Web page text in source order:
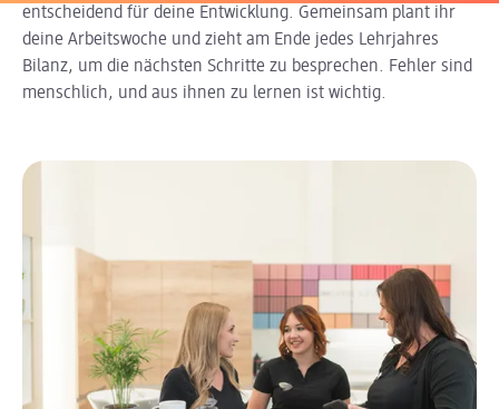
entscheidend für deine Entwicklung. Gemeinsam plant ihr
deine Arbeitswoche und zieht am Ende jedes Lehrjahres
Bilanz, um die nächsten Schritte zu besprechen. Fehler sind
menschlich, und aus ihnen zu lernen ist wichtig.